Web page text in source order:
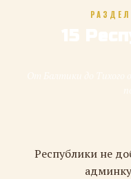
15
Республики не